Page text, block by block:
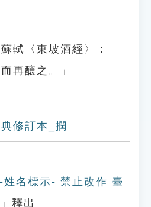
軾〈東坡酒經〉：
再釀之。」
修訂本_撋
姓名標示- 禁止改作 臺
」釋出